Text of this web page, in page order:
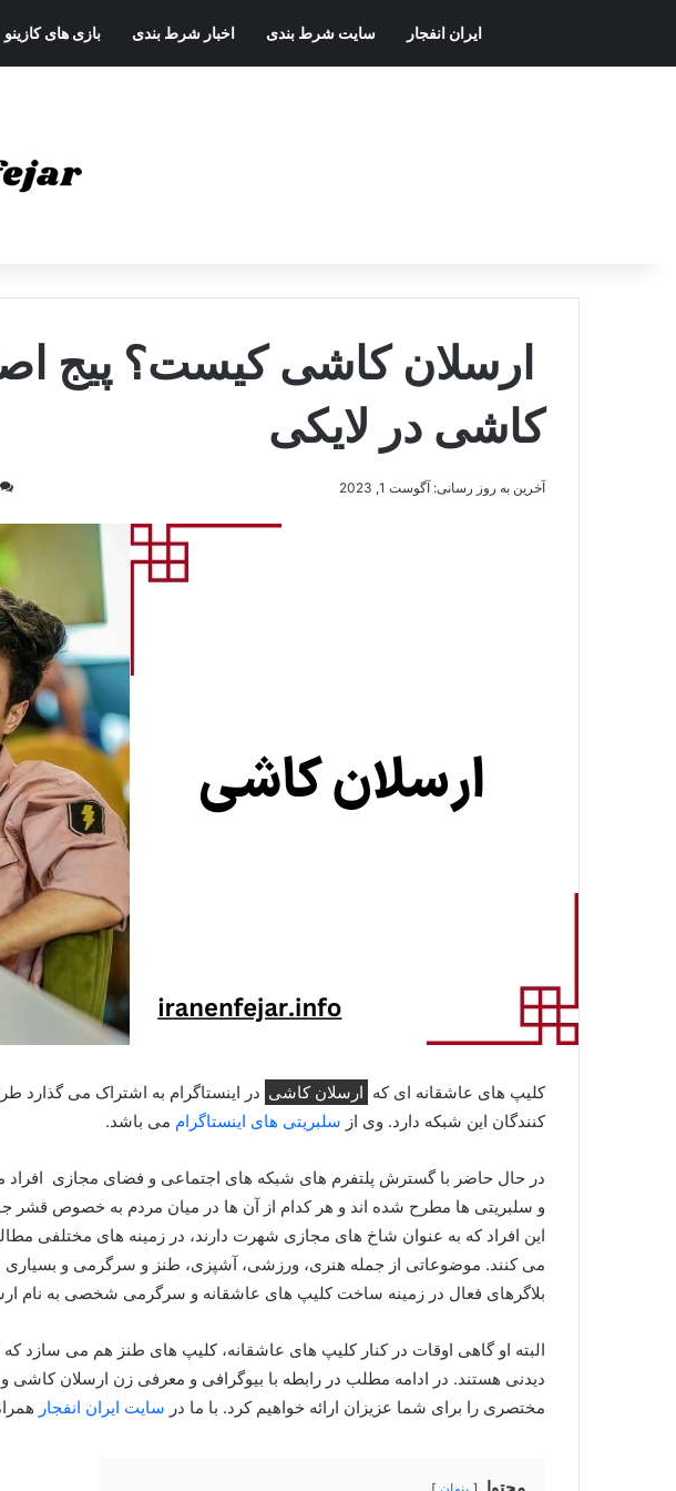
ایران انفجار سایت شرط بندی اخبار شرط بندی بازی های کازینو
ارسلان کاشی کیست؟ پیج
کاشی در لایکی
آخرین به روز رسانی: آگوست 1, 2023
کلیپ های عاشقانه ای که ارسلان کاشی در اینستاگرام به اشتراک می گذارد
کنندگان این شبکه دارد. وی از سلبریتی های اینستاگرام می باشد.
در حال حاضر با گسترش پلتفرم های شبکه های اجتماعی و فضای مجازی
و سلبریتی ها مطرح شده اند و هر کدام از آن ها در میان مردم به خصوص قشر
این افراد که به عنوان شاخ های مجازی شهرت دارند، در زمینه های مختلفی
می کنند. موضوعاتی از جمله هنری، ورزشی، آشپزی، طنز و سرگرمی و بسیاری
بلاگرهای فعال در زمینه ساخت کلیپ های عاشقانه و سرگرمی شخصی به نام
البته او گاهی اوقات در کنار کلیپ های عاشقانه، کلیپ های طنز هم می سازد که
دیدنی هستند. در ادامه مطلب در رابطه با بیوگرافی و معرفی زن ارسلان کاشی
مختصری را برای شما عزیزان ارائه خواهیم کرد. با ما در سایت ایران انفجار